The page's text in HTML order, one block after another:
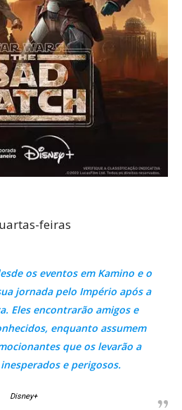
feiras
os eventos em Kamino e o
jornada pelo Império após a
Eles encontrarão amigos e
enquanto assumem
que os levarão a
e perigosos.
Disney+